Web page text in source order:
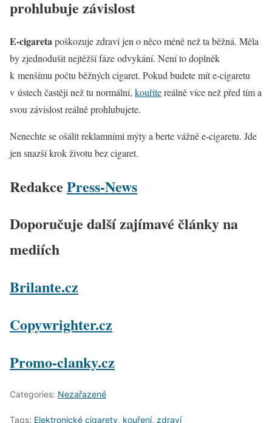
prohlubuje závislost
E-cigaretapoškozuje zdraví jen o něco méně než ta běžná. Měla
by zjednodušit nejtěžší fáze odvykání. Není to doplněk
k menšímu počtu běžných cigaret. Pokud budete mít e-cigaretu
v ústech častěji než tu normální, kouřítereálně více než před tím a
svou závislost reálně prohlubujete.
Nenechte se ošálit reklamními mýty a berte vážně e-cigaretu. Jde
jen snazší krok životu bez cigaret.
Redakce Press-News
Doporučuje další zajímavé články na
mediích
Brilante.cz
Copywrighter.cz
Promo-clanky.cz
Categories: Nezařazené
Tags: Elektronické cigarety, kouření, zdraví